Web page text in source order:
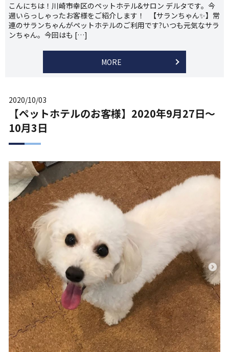
こんにちは！川崎市幸区のペットホテル&サロン デルタです。今
週いらっしゃったお客様をご紹介します！ 【サランちゃん✨】常
連のサランちゃんがペットホテルのご利用です?いつも元気なサラ
ンちゃん。今回はも […]
MORE
2020/10/03
【ペットホテルのお客様】2020年9月27日～
10月3日